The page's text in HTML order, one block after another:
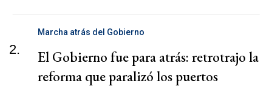
2.
Marcha atrás del Gobierno
El Gobierno fue para atrás: retrotrajo la
reforma que paralizó los puertos